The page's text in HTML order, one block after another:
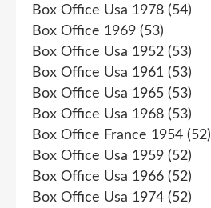
Box Office Usa 1978 (54)
Box Office 1969 (53)
Box Office Usa 1952 (53)
Box Office Usa 1961 (53)
Box Office Usa 1965 (53)
Box Office Usa 1968 (53)
Box Office France 1954 (52)
Box Office Usa 1959 (52)
Box Office Usa 1966 (52)
Box Office Usa 1974 (52)